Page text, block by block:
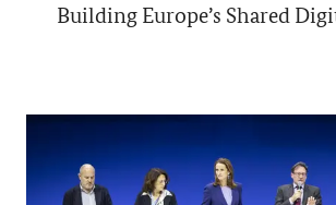
Building Europe’s Shared